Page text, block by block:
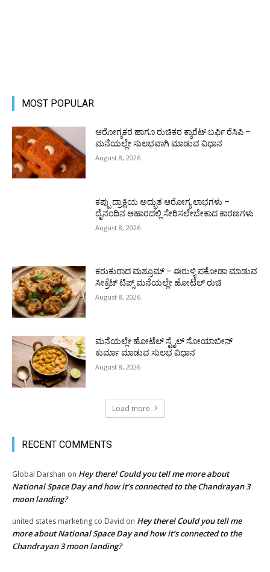
MOST POPULAR
ಆರೋಗ್ಯಕರ ಹಾಗೂ ರುಚಿಕರ ಕ್ಯಾರೆಟ್ ಬರ್ಫಿ ರೆಸಿಪಿ –
ಮನೆಯಲ್ಲೇ ಸುಲಭವಾಗಿ ಮಾಡುವ ವಿಧಾನ
August 8, 2026
ಕಪ್ಪು ದ್ರಾಕ್ಷಿಯ ಅದ್ಭುತ ಆರೋಗ್ಯ ಲಾಭಗಳು –
ದೈನಂದಿನ ಆಹಾರದಲ್ಲಿ ಸೇರಿಸಲೇಬೇಕಾದ ಕಾರಣಗಳು
August 8, 2026
ಕರುಕುರಾದ ಮಶ್ರೂಮ್ – ಈರುಳ್ಳಿ ಪಕೋಡಾ ಮಾಡುವ
ಸೀಕ್ರೆಟ್ ಟಿಪ್ಸ್ ಮನೆಯಲ್ಲೇ ಹೋಟೆಲ್ ರುಚಿ
August 8, 2026
ಮನೆಯಲ್ಲೇ ಹೋಟೆಲ್ ಸ್ಟೈಲ್ ಸೋಯಾಬೀನ್
ಕುರ್ಮಾ ಮಾಡುವ ಸುಲಭ ವಿಧಾನ
August 8, 2026
Load more
RECENT COMMENTS
Global Darshan on Hey there! Could you tell me more about
National Space Day and how it’s connected to the Chandrayan 3
moon landing?
united states marketing co David on Hey there! Could you tell me
more about National Space Day and how it’s connected to the
Chandrayan 3 moon landing?